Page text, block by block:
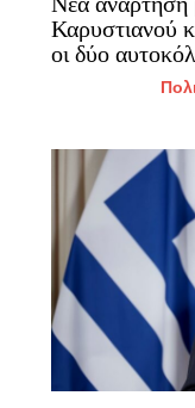
Καρυστιανού
οι δύο